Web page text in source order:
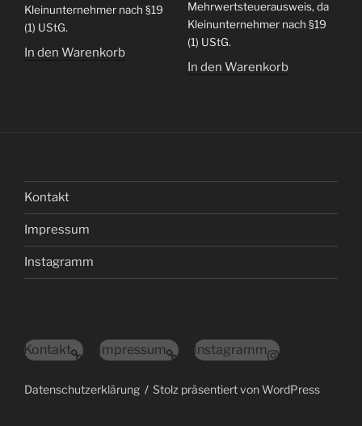
Kleinunternehmer nach §19
(1) UStG.
In den Warenkorb
Mehrwertsteuerausweis, da
Kleinunternehmer nach §19
(1) UStG.
In den Warenkorb
Kontakt
Impressum
Instagramm
Kontakt Impressum Instagramm
Datenschutzerklärung Stolz präsentiert von WordPress